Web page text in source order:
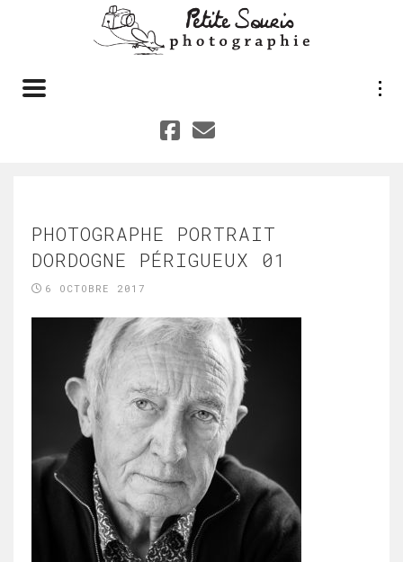
Toggle navigation
PHOTOGRAPHE PORTRAIT
DORDOGNE PÉRIGUEUX 01
6 OCTOBRE 2017